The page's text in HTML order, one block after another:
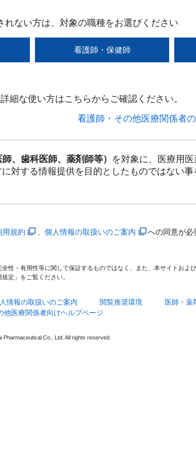
れない方は、対象の職種をお選びください
看護師・保健師
細な使い方はこちらからご確認ください。​
看護師・その他医療関係者
、歯科医師、薬剤師等） を対象に、医療用
対する情報提供を目的としたものではない事
用規約 、個人情報の取扱いのご案内 への同意が必
・有用性等に関して保証するものではなく、また、本サイトおよ
定」をご覧ください。
情報の取扱いのご案内 閲覧推奨環境
医師・薬
他医療関係者向けヘルプページ
Pharmaceutical Co., Ltd. All rights reserved.